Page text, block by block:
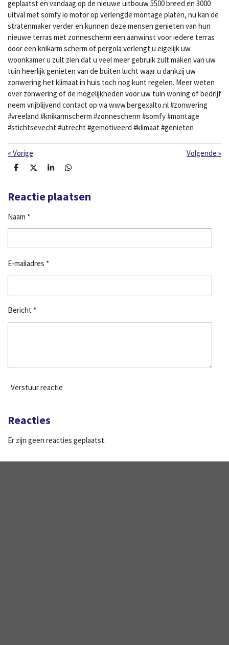
geplaatst en vandaag op de nieuwe uitbouw 5500 breed en 3000
uitval met somfy io motor op verlengde montage platen, nu kan de
stratenmaker verder en kunnen deze mensen genieten van hun
nieuwe terras met zonnescherm een aanwinst voor iedere terras
door een knikarm scherm of pergola verlengt u eigelijk uw
woonkamer u zult zien dat u veel meer gebruik zult maken van uw
tuin heerlijk genieten van de buiten lucht waar u dankzij uw
zonwering het klimaat in huis toch nog kunt regelen. Meer weten
over zonwering of de mogelijkheden voor uw tuin woning of bedrijf
neem vrijblijvend contact op via www.bergexalto.nl #zonwering
#vreeland #knikarmscherm #zonnescherm #somfy #montage
#stichtsevecht #utrecht #gemotiveerd #klimaat #genieten
« Vorige Volgende »
D
e
n
D
l
S
r
e
D
e
n
Reactie plaatsen
Naam *
E-mailadres *
Bericht *
Verstuur reactie
Reacties
Er zijn geen reacties geplaatst.